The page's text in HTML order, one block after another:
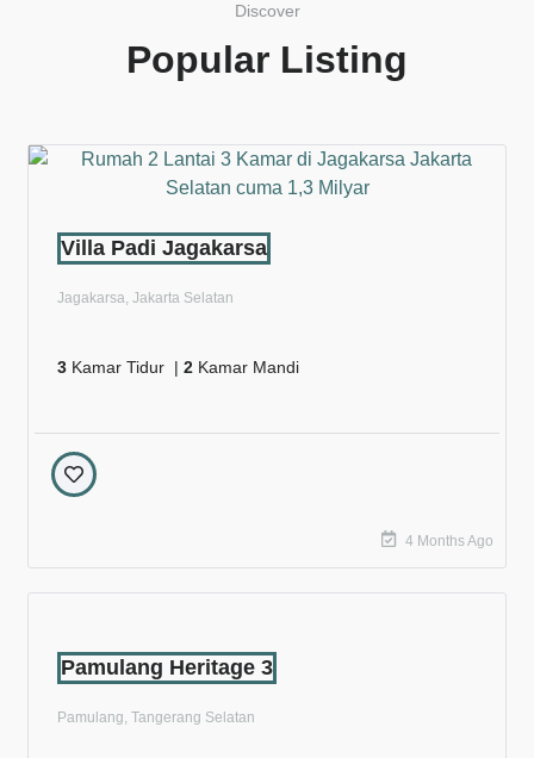
Discover
Popular Listing
Villa Padi Jagakarsa
Jagakarsa, Jakarta Selatan
3 Kamar Tidur | 2 Kamar Mandi
4 Months Ago
Pamulang Heritage 3
Pamulang, Tangerang Selatan